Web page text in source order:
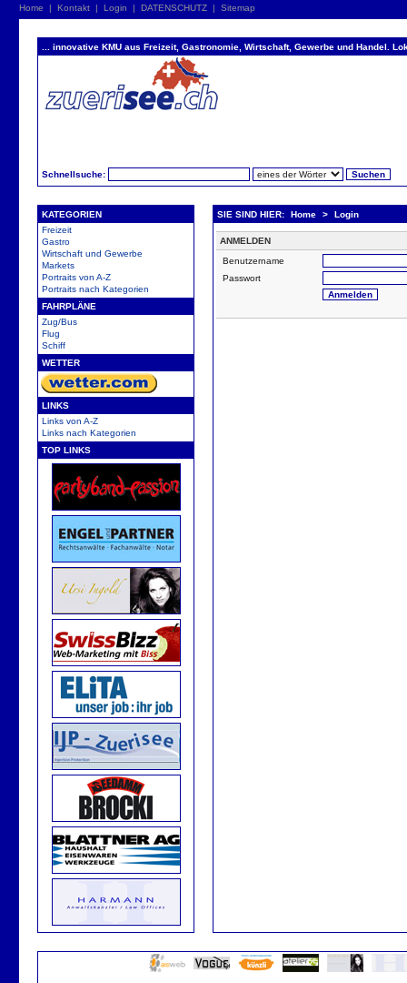
Home | Kontakt | Login | DATENSCHUTZ | Sitemap
... innovative KMU aus Freizeit, Gastronomie, Wirtschaft, Gewerbe und Handel.
Schnellsuche:
KATEGORIEN
Freizeit
Gastro
Wirtschaft und Gewerbe
Markets
Portraits von A-Z
Portraits nach Kategorien
FAHRPLÄNE
Zug/Bus
Flug
Schiff
WETTER
LINKS
Links von A-Z
Links nach Kategorien
TOP LINKS
SIE SIND HIER: Home > Login
ANMELDEN
Benutzername
Passwort